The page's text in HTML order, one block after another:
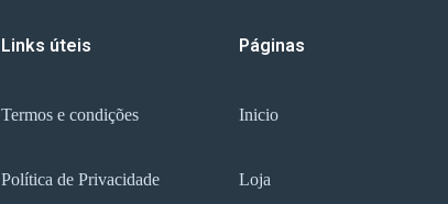
Links úteis
Termos e condições
Política de Privacidade
Páginas
Inicio
Loja